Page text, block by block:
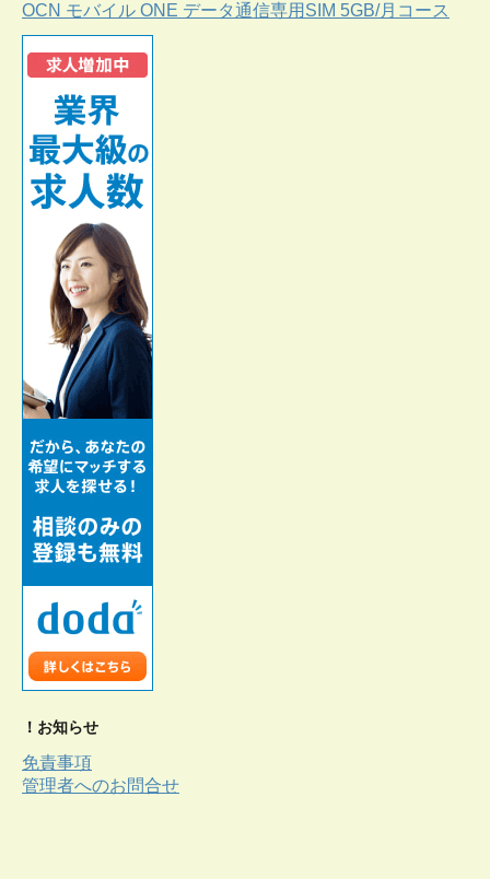
OCN モバイル ONE データ通信専用SIM 5GB/月コース
！お知らせ
免責事項
管理者へのお問合せ